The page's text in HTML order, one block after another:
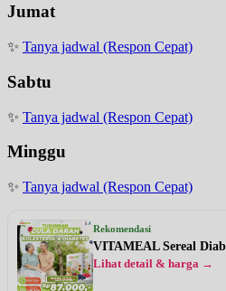
Jumat
✨ Tanya jadwal (Respon Cepat)
Sabtu
✨ Tanya jadwal (Respon Cepat)
Minggu
✨ Tanya jadwal (Respon Cepat)
Rekomendasi
VITAMEAL Sereal
Lihat detail & harga →